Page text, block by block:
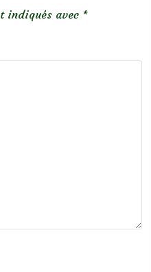
indiqués avec *